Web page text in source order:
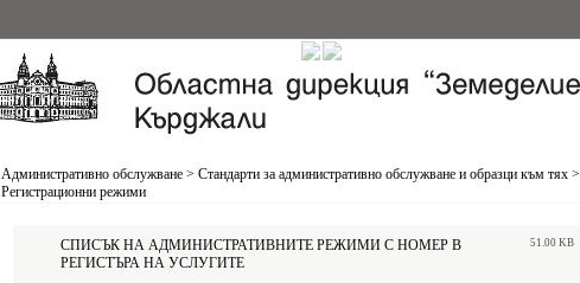
Административно обслужване > Стандарти за административно обслужване и образци към тях >
Регистрационни режими
СПИСЪК НА АДМИНИСТРАТИВНИТЕ РЕЖИМИ С НОМЕР В
РЕГИСТЪРА НА УСЛУГИТЕ
51.00 KB